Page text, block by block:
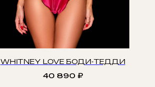
WHITNEY LOVE БОДИ-ТЕДДИ
40 890 ₽